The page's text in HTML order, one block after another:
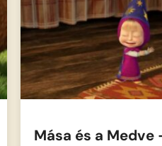
Mása és a Medve